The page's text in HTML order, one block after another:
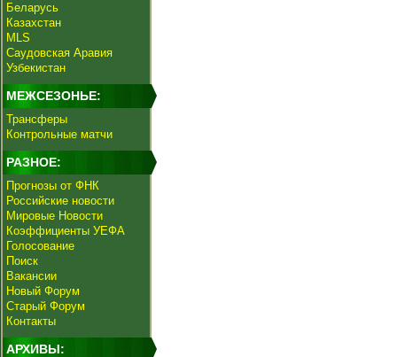
Беларусь
Казахстан
MLS
Саудовская Аравия
Узбекистан
МЕЖСЕЗОНЬЕ:
Трансферы
Контрольные матчи
РАЗНОЕ:
Прогнозы от ФНК
Российские новости
Мировые Новости
Коэффициенты УЕФА
Голосование
Поиск
Вакансии
Новый Форум
Старый Форум
Контакты
АРХИВЫ: